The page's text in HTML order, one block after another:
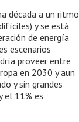
década a un ritmo
y se está
de energía
escenarios
proveer entre
en 2030 y aun
y sin grandes
el 11% es